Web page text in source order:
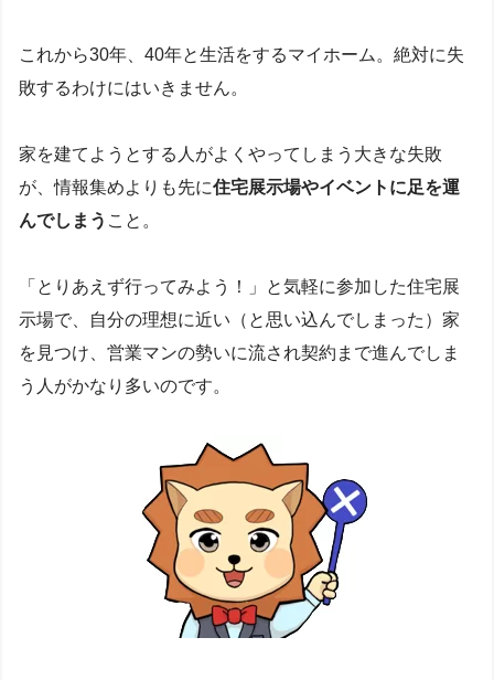
これから30年、40年と生活をするマイホーム。絶対に失
敗するわけにはいきません。
家を建てようとする人がよくやってしまう大きな失敗
が、情報集めよりも先に住宅展示場やイベントに足を運
んでしまう こと。
「とりあえず行ってみよう！」と気軽に参加した住宅展
示場で、自分の理想に近い（と思い込んでしまった）家
を見つけ、営業マンの勢いに流され契約まで進んでしま
う人がかなり多いのです。